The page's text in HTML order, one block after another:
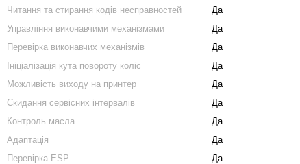
Читання та стирання кодів несправностей
Да
Управління виконавчими механізмами
Да
Перевірка виконавчих механізмів
Да
Ініціалізація кута повороту коліс
Да
Можливість виходу на принтер
Да
Скидання сервісних інтервалів
Да
Контроль масла
Да
Адаптація
Да
Перевірка ESP
Да